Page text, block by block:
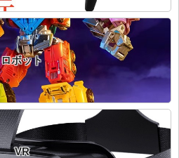
ロボット
VR